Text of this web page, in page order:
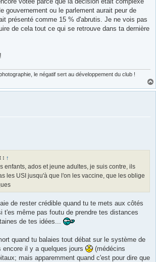
gouvernement ou le parlement aurait peur de
présenté comme 15 % d'abrutis. Je ne vois pas
de cela tout ce qui se retrouve dans ta dernière
le négatif sert au développement du club !
: ↑
enfants, ados et jeune adultes, je suis contre, ils
les USI jusqu'à que l'on les vaccine, que les oblige
de rester crédible quand tu te mets aux côtés
t'es même pas foutu de prendre tes distances
de tes idées...
quand tu balaies tout débat sur le système de
il y a quelques jours
(médécins
mais apparemment quand c'est pour dire que